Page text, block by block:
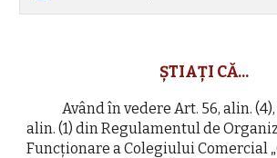
ȘTIAȚI CĂ...
Având în vedere Art. 56, alin. (4),
alin. (1) din Regulamentul de
Funcționare a Colegiului Comercial „